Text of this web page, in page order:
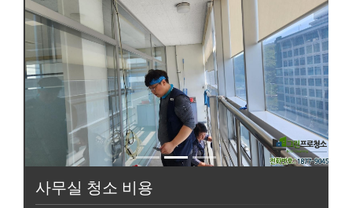
사무실 청소 비용